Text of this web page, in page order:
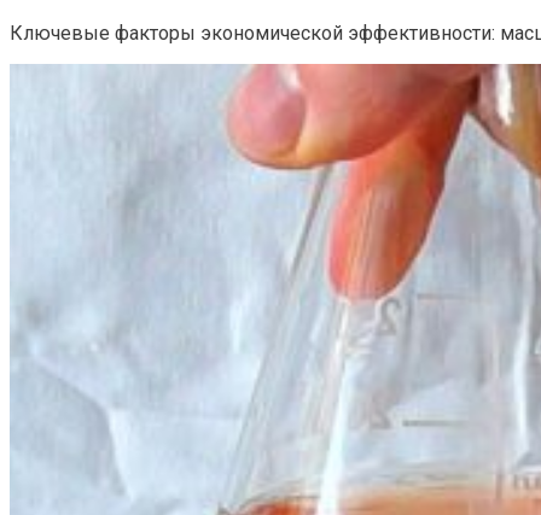
Ключевые факторы экономической эффективности: